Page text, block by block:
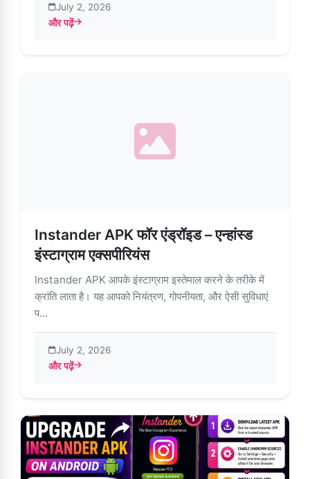
July 2, 2026
और पढ़ें
about Instander APK: स्मार्टर Instagram फ़ीचर्स और प्राइवेसी
Instander APK फॉर एंड्रॉइड – एन्हांस्ड
इंस्टाग्राम एक्सपीरियंस
Instander APK आपके इंस्टाग्राम इस्तेमाल करने के तरीके में
क्रांति लाता है। यह आपको नियंत्रण, गोपनीयता, और ऐसी सुविधाएं
प...
July 2, 2026
और पढ़ें
about Instander APK फॉर एंड्रॉइड – एन्हांस्ड इंस्टाग्राम एक्सपीरियंस